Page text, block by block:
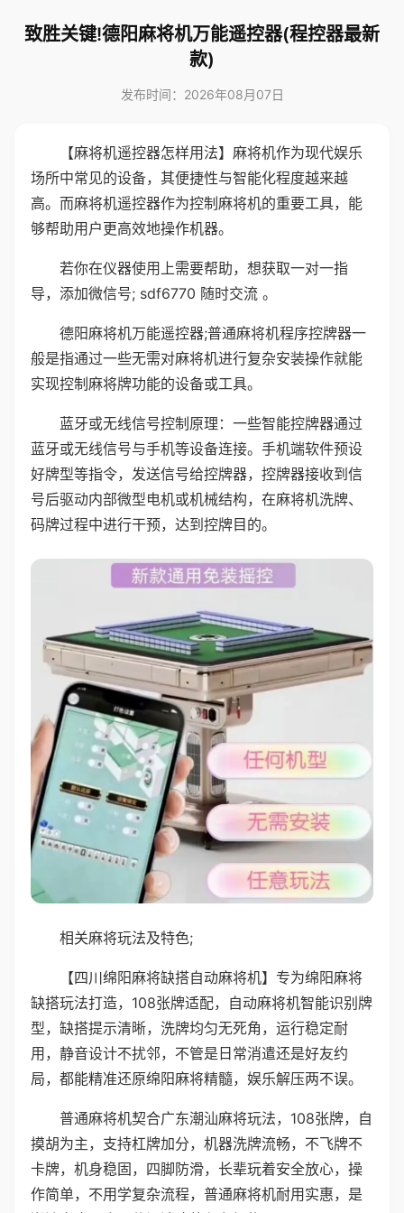
致胜关键!德阳麻将机万能遥控器(程控器最新
款)
发布时间：2026年08月07日
【麻将机遥控器怎样用法】麻将机作为现代娱乐
场所中常见的设备，其便捷性与智能化程度越来越
高。而麻将机遥控器作为控制麻将机的重要工具，能
够帮助用户更高效地操作机器。
若你在仪器使用上需要帮助，想获取一对一指
导，添加微信号; sdf6770 随时交流 。
德阳麻将机万能遥控器;普通麻将机程序控牌器一
般是指通过一些无需对麻将机进行复杂安装操作就能
实现控制麻将牌功能的设备或工具。
蓝牙或无线信号控制原理：一些智能控牌器通过
蓝牙或无线信号与手机等设备连接。手机端软件预设
好牌型等指令，发送信号给控牌器，控牌器接收到信
号后驱动内部微型电机或机械结构，在麻将机洗牌、
码牌过程中进行干预，达到控牌目的。
相关麻将玩法及特色;
【四川绵阳麻将缺搭自动麻将机】专为绵阳麻将
缺搭玩法打造，108张牌适配，自动麻将机智能识别牌
型，缺搭提示清晰，洗牌均匀无死角，运行稳定耐
用，静音设计不扰邻，不管是日常消遣还是好友约
局，都能精准还原绵阳麻将精髓，娱乐解压两不误。
普通麻将机契合广东潮汕麻将玩法，108张牌，自
摸胡为主，支持杠牌加分，机器洗牌流畅，不飞牌不
卡牌，机身稳固，四脚防滑，长辈玩着安全放心，操
作简单，不用学复杂流程，普通麻将机耐用实惠，是